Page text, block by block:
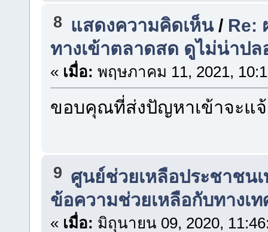
8 แสดงความคิดเห็น/ Re:
ทางเข้าตลาดสด ดูไม่น่าป
« เมื่อ: พฤษภาคม 11, 2021,
ขอบคุณที่ส่งปัญหาเข้าจะแจ้
9 ศูนย์ช่วยเหลือประชาชนเ
ข้อความช่วยเหลือกับทางเท
« เมื่อ: มิถุนายน 09, 2020,